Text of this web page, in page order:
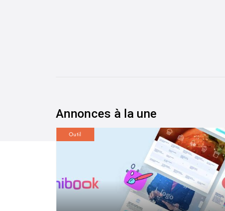
Annonces à la une
Outil